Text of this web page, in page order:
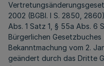
2002 (BGBl. I S. 2850,
Abs. 1 Satz 1, § 55a Abs. 6
Bürgerlichen
Bekanntmachung vom 2.
geändert durch das Dritte